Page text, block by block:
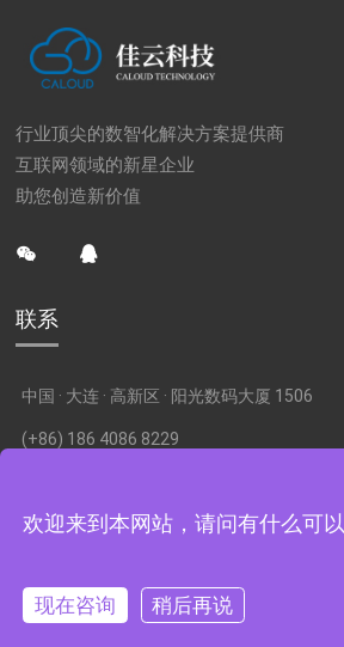
行业顶尖的数智化解决方案提供商
互联网领域的新星企业
助您创造新价值
联系
中国 · 大连 · 高新区 · 阳光数码大厦 1506
(+86) 186 4086 8229
Powered byMetInfo 8.0
欢迎来到本网站，请问有什么可
现在咨询 稍后再说